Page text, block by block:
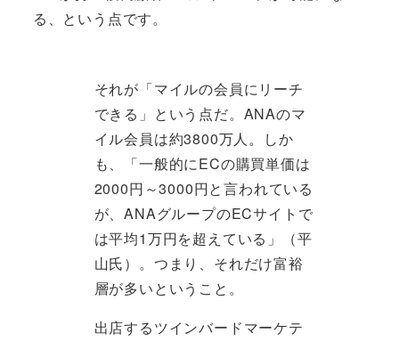
る、という点です。
それが「マイルの会員にリーチ
できる」という点だ。ANAのマ
イル会員は約3800万人。しか
も、「一般的にECの購買単価は
2000円～3000円と言われている
が、ANAグループのECサイトで
は平均1万円を超えている」（平
山氏）。つまり、それだけ富裕
層が多いということ。
出店するツインバードマーケテ